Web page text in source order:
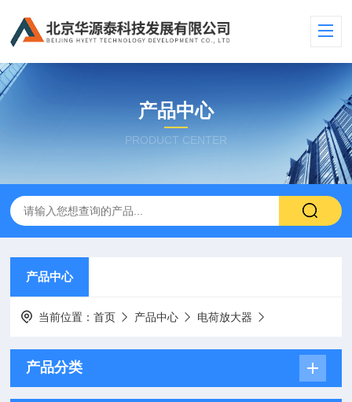
产品中心
PRODUCT CENTER
产品中心
当前位置：首页 产品中心 电荷放大器
产品分类